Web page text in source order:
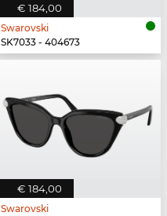
€ 184,00
Swarovski
SK7033 - 404673
€ 184,00
Swarovski